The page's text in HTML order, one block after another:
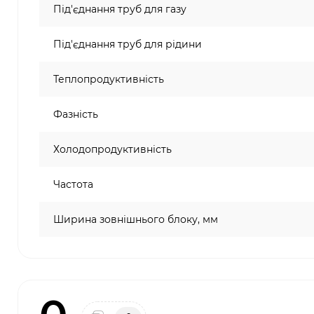
Під'єднання труб для газу
Під'єднання труб для рідини
Теплопродуктивність
Фазність
Холодопродуктивність
Частота
Ширина зовнішнього блоку, мм